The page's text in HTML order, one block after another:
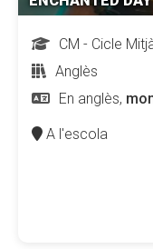
CM - Cicle
Anglès
En anglès,
A l'escola